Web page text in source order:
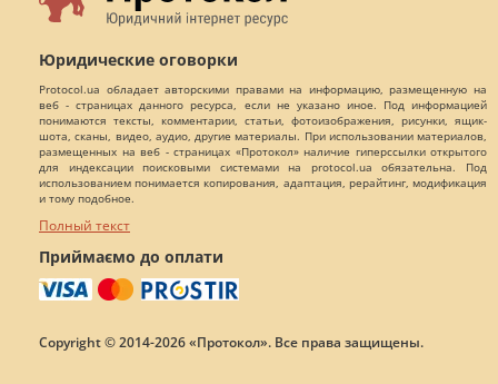
Юридические оговорки
Protocol.ua обладает авторскими правами на информацию, размещенную на
веб - страницах данного ресурса, если не указано иное. Под информацией
понимаются тексты, комментарии, статьи, фотоизображения, рисунки, ящик-
шота, сканы, видео, аудио, другие материалы. При использовании материалов,
размещенных на веб - страницах «Протокол» наличие гиперссылки открытого
для индексации поисковыми системами на protocol.ua обязательна. Под
использованием понимается копирования, адаптация, рерайтинг, модификация
и тому подобное.
Полный текст
Приймаємо до оплати
Copyright © 2014-2026 «Протокол». Все права защищены.